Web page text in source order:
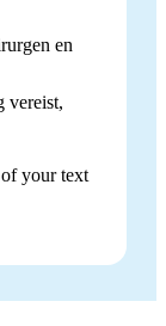
en
vereist,
your text